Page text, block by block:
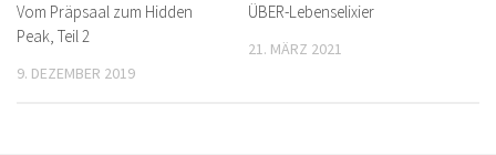
Vom Präpsaal zum Hidden
Peak, Teil 2
9. DEZEMBER 2019
ÜBER-Lebenselixier
21. MÄRZ 2021